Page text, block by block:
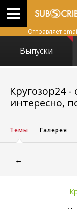
Отправляет
Выпуски
Кругозор24
интересно,
Темы Галерея
←